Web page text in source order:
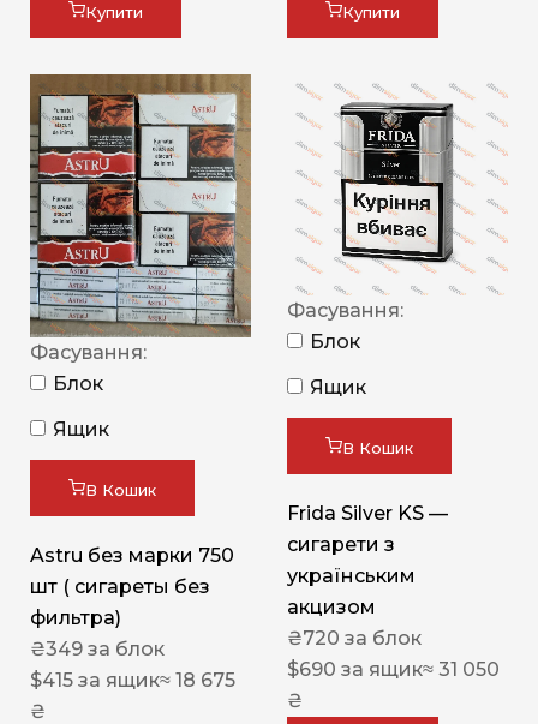
Купити Купити
Фасування:
Блок
Ящик
В Кошик
Astru без марки 750
шт ( сигареты без
фильтра)
₴349 за блок
$415 за ящик≈ 18 675
₴
Фасування:
Блок
Ящик
В Кошик
Frida Silver KS —
сигарети з
українським
акцизом
₴720 за блок
$690 за ящик≈ 31 050
₴